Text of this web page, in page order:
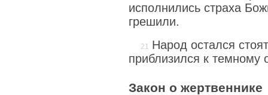
исполнились страха
грешили.
Народ остался
приблизился к темному
Закон о жертвеннике